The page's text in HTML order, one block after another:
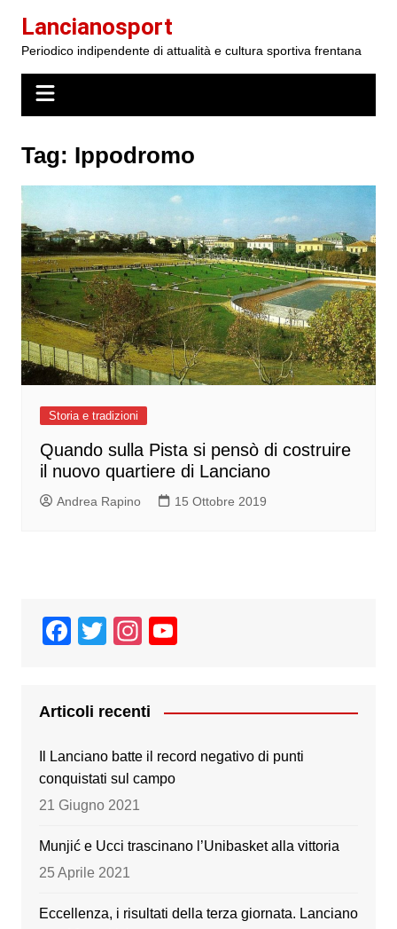
contenuto
Lancianosport
Periodico indipendente di attualità e cultura sportiva frentana
Tag: Ippodromo
Storia e tradizioni
Quando sulla Pista si pensò di costruire
il nuovo quartiere di Lanciano
Andrea Rapino 15 Ottobre 2019
F
e
b
o
o
T
er
In
gr
a
m
T
Articoli recenti
Il Lanciano batte il record negativo di punti
conquistati sul campo
21 Giugno 2021
Munjić e Ucci trascinano l’Unibasket alla vittoria
25 Aprile 2021
Eccellenza, i risultati della terza giornata. Lanciano